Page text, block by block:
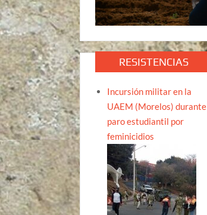
RESISTENCIAS
Incursión militar en la
UAEM (Morelos) durante
paro estudiantil por
feminicidios